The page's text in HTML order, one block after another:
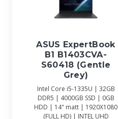
ASUS ExpertBook
B1 B1403CVA-
S60418 (Gentle
Grey)
Intel Core i5-1335U | 32GB
DDR5 | 4000GB SSD | 0GB
HDD | 14" matt | 1920X1080
(FULL HD) | INTEL UHD